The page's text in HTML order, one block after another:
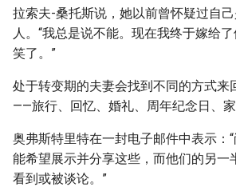
拉索夫-桑托斯说，她以前曾怀疑过自
人。“我总是说不能。现在我终于嫁给
笑了。”
处于转变期的夫妻会找到不同的方式来
——旅行、回忆、婚礼、周年纪念日、家
奥弗斯特里特在一封电子邮件中表示：
能希望展示并分享这些，而他们的另一
看到或被谈论。”